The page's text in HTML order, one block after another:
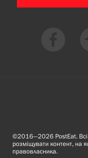
©2016—2026 PostEat. Всі
розміщувати контент, на
правовласника.